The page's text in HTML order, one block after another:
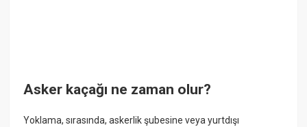
Asker kaçağı ne zaman olur?
Yoklama, sırasında, askerlik şubesine veya yurtdışı